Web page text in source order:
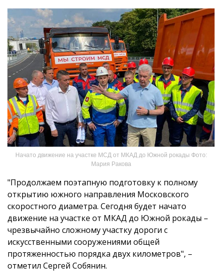
Начато движение на участке МСД от МКАД до Южной рокады Фото:
Мария Ракова
"Продолжаем поэтапную подготовку к полному
открытию южного направления Московского
скоростного диаметра. Сегодня будет начато
движение на участке от МКАД до Южной рокады –
чрезвычайно сложному участку дороги с
искусственными сооружениями общей
протяженностью порядка двух километров", –
отметил Сергей Собянин.